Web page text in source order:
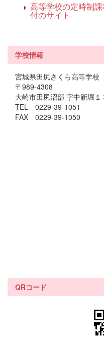
高等学校の定時制
付のサイト
学校情報
宮城県田尻さくら高等学校
〒989-4308
大崎市田尻沼部 字中新堀１
TEL 0229-39-1051
FAX 0229-39-1050
QRコード